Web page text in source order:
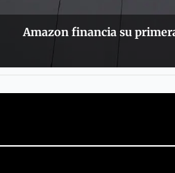
Amazon financia su